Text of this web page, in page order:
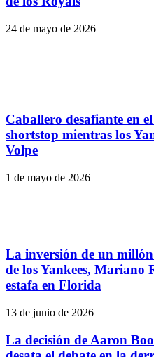
24 de mayo de 2026
Caballero desafiante en
shortstop mientras los
Volpe
1 de mayo de 2026
La inversión de un
de los Yankees, Mariano
estafa en Florida
13 de junio de 2026
La decisión de Aaron